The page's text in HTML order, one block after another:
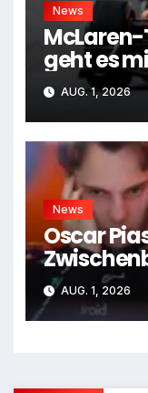
News
geht es
Flügel
AUG. 1, 2026
News
Oscar
Tiefen als
AUG. 1, 2026